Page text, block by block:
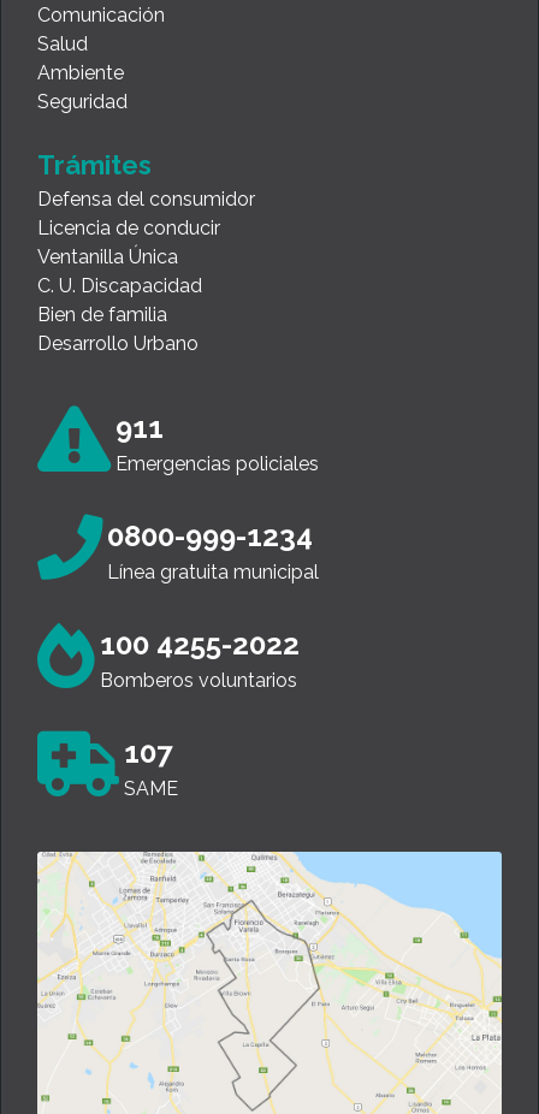
Comunicación
Salud
Ambiente
Seguridad
Trámites
Defensa del consumidor
Licencia de conducir
Ventanilla Única
C. U. Discapacidad
Bien de familia
Desarrollo Urbano
911
Emergencias policiales
0800-999-1234
Línea gratuita municipal
100 4255-2022
Bomberos voluntarios
107
SAME